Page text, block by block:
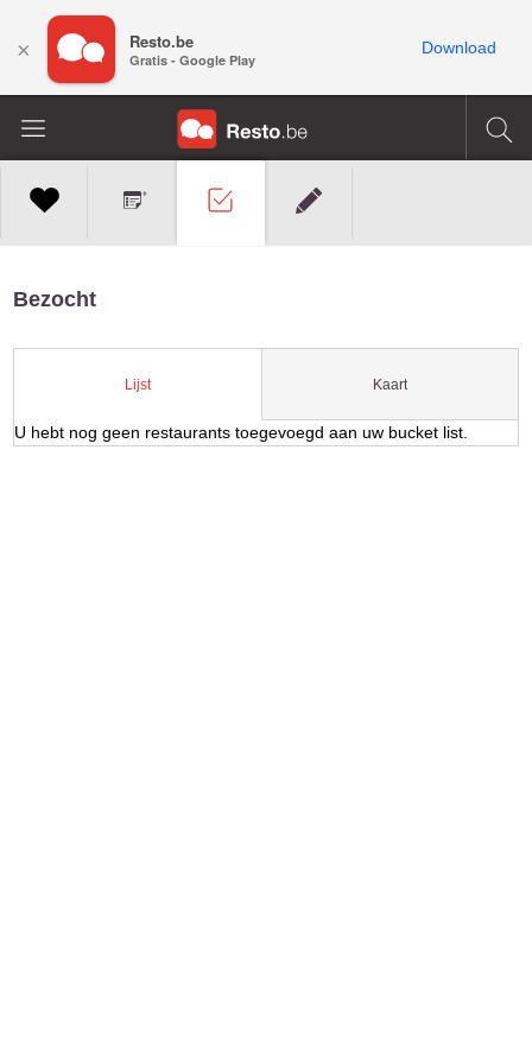
Bezocht
Lijst Kaart
U hebt nog geen restaurants toegevoegd aan uw bucket list.
× Resto.be
Gratis - Google Play
Download